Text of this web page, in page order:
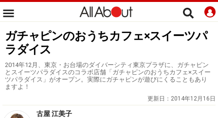
ガチャピンのおうちカフェ×スイーツパ
ラダイス
2014年12月、東京・お台場のダイバーシティ東京プラザに、ガチャピン
とスイーツパラダイスのコラボ店舗「ガチャピンのおうちカフェ×スイー
ツパラダイス」がオープン。実際にガチャピンが遊びにくることもあり
ますよ！
更新日： 2014年12月16日
古屋 江美子